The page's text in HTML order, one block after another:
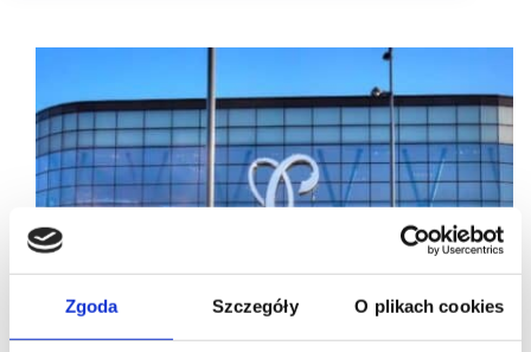
Zgoda Szczegóły O plikach cookies